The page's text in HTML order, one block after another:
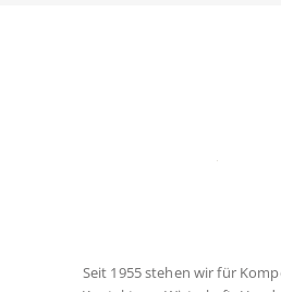
Seit 1955 stehen wir für